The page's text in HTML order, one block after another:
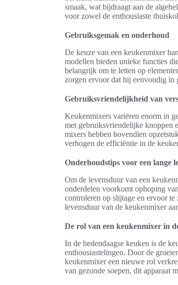
smaak, wat bijdraagt aan de
voor zowel de enthousiaste
Gebruiksgemak en onderhoud
De keuze van een keukenmixer
modellen bieden unieke functies
belangrijk om te letten op
zorgen ervoor dat hij eenvoudig in
Gebruiksvriendelijkheid van
Keukenmixers variëren enorm in
met gebruiksvriendelijke knoppen
mixers hebben bovendien
verhogen de efficiëntie in de
Onderhoudstips voor een lange
Om de levensduur van een
onderdelen voorkomt ophoping
controleren op slijtage en ervoor te
levensduur van de keukenmixer
De rol van een keukenmixer in
In de hedendaagse keuken is de
enthousiastelingen. Door de
keukenmixer een nieuwe rol
van gezonde soepen, dit apparaat